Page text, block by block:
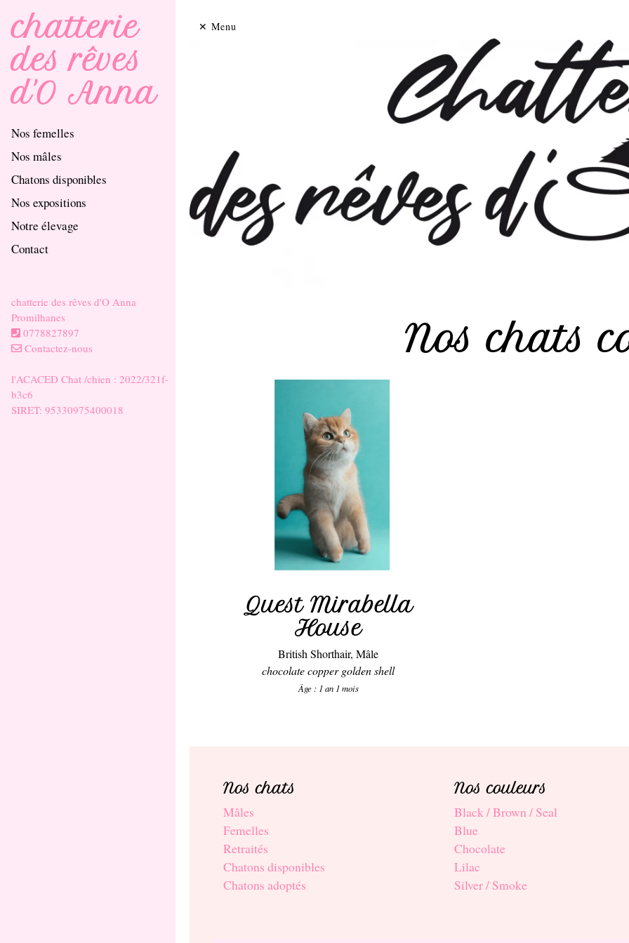
chatterie
des rêves
d'O Anna
Nos femelles
Nos mâles
Chatons disponibles
Nos expositions
Notre élevage
Contact
chatterie des rêves d'O Anna
Promilhanes
0778827897
Contactez-nous
l'ACACED Chat /chien : 2022/321f-
b3c6
SIRET: 95330975400018
Menu
Nos chats
Quest Mirabella
House
British Shorthair, Mâle
chocolate copper golden shell
Âge : 1 an 1 mois
Nos chats
Mâles
Femelles
Retraités
Chatons disponibles
Chatons adoptés
Nos couleurs
Black / Brown / Seal
Blue
Chocolate
Lilac
Silver / Smoke